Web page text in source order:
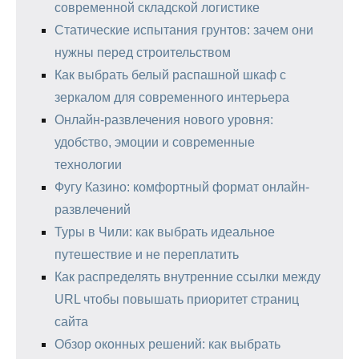
современной складской логистике
Статические испытания грунтов: зачем они
нужны перед строительством
Как выбрать белый распашной шкаф с
зеркалом для современного интерьера
Онлайн-развлечения нового уровня:
удобство, эмоции и современные
технологии
Фугу Казино: комфортный формат онлайн-
развлечений
Туры в Чили: как выбрать идеальное
путешествие и не переплатить
Как распределять внутренние ссылки между
URL чтобы повышать приоритет страниц
сайта
Обзор оконных решений: как выбрать